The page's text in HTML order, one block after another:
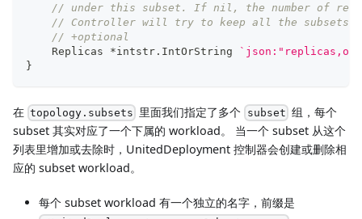
// under this subset. If nil, the number of
// Controller will try to keep all the subsets
// +optional
    Replicas
*intstr . IntOrString
}
在 topology.subsets 里面我们指定了多个 subset 组，每个
subset 其实对应了一个下属的 workload。 当一个 subset 从这个
列表里增加或去除时，UnitedDeployment 控制器会创建或删除相
应的 subset workload。
每个 subset workload 有一个独立的名字，前缀是